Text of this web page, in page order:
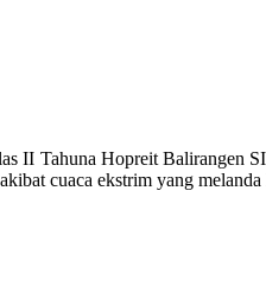
Hopreit Balirangen
cuaca ekstrim yang